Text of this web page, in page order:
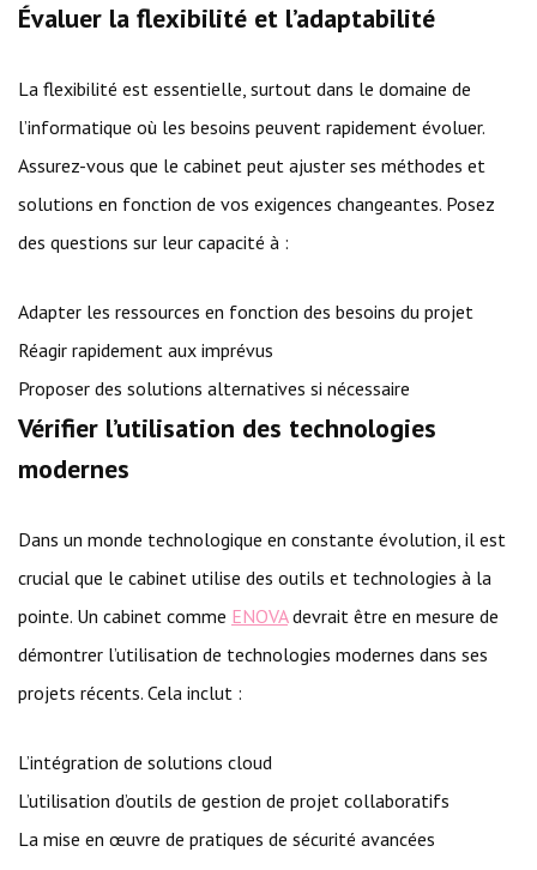
Évaluer la flexibilité et l’adaptabilité
La flexibilité est essentielle, surtout dans le domaine de
l’informatique où les besoins peuvent rapidement évoluer.
Assurez-vous que le cabinet peut ajuster ses méthodes et
solutions en fonction de vos exigences changeantes. Posez
des questions sur leur capacité à :
Adapter les ressources en fonction des besoins du projet
Réagir rapidement aux imprévus
Proposer des solutions alternatives si nécessaire
Vérifier l’utilisation des technologies
modernes
Dans un monde technologique en constante évolution, il est
crucial que le cabinet utilise des outils et technologies à la
pointe. Un cabinet comme ENOVAdevrait être en mesure de
démontrer l’utilisation de technologies modernes dans ses
projets récents. Cela inclut :
L’intégration de solutions cloud
L’utilisation d’outils de gestion de projet collaboratifs
La mise en œuvre de pratiques de sécurité avancées